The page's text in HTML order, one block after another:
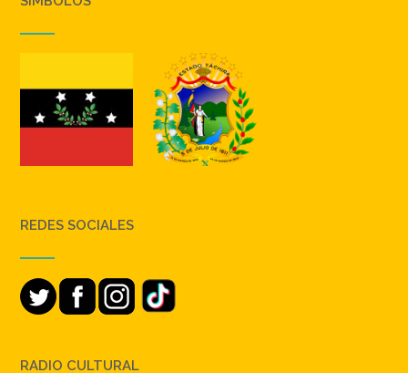
REDES SOCIALES
RADIO CULTURAL